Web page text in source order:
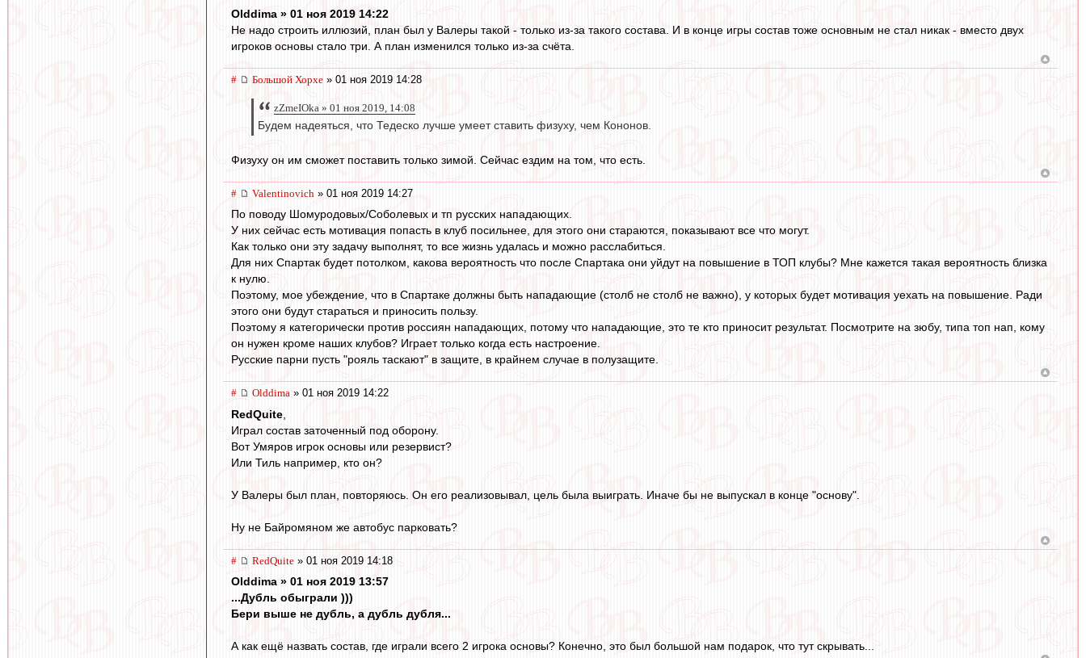
Olddima » 01 ноя 2019 14:22
Не надо строить иллюзий, план был у Валеры такой - только из-за такого состава. И в конце игры состав тоже основным не стал никак - вместо двух
игроков основы стало три. А план изменился только из-за счёта.
# Большой Хорхе » 01 ноя 2019 14:28
zZmeIOka » 01 ноя 2019, 14:08
Будем надеяться, что Тедеско лучше умеет ставить физуху, чем Кононов.
Физуху он им сможет поставить только зимой. Сейчас ездим на том, что есть.
# Valentinovich » 01 ноя 2019 14:27
По поводу Шомуродовых/Соболевых и тп русских нападающих.
У них сейчас есть мотивация попасть в клуб посильнее, для этого они стараются, показывают все что могут.
Как только они эту задачу выполнят, то все жизнь удалась и можно расслабиться.
Для них Спартак будет потолком, какова вероятность что после Спартака они уйдут на повышение в ТОП клубы? Мне кажется такая вероятность близка
к нулю.
Поэтому, мое убеждение, что в Спартаке должны быть нападающие (столб не столб не важно), у которых будет мотивация уехать на повышение. Ради
этого они будут стараться и приносить пользу.
Поэтому я категорически против россиян нападающих, потому что нападающие, это те кто приносит результат. Посмотрите на зюбу, типа топ нап, кому
он нужен кроме наших клубов? Играет только когда есть настроение.
Русские парни пусть "рояль таскают" в защите, в крайнем случае в полузащите.
# Olddima » 01 ноя 2019 14:22
RedQuite
Играл состав заточенный под оборону.
Вот Умяров игрок основы или резервист?
Или Тиль например, кто он?
У Валеры был план, повторяюсь. Он его реализовывал, цель была выиграть. Иначе бы не выпускал в конце "основу".
Ну не Байромяном же автобус парковать?
# RedQuite » 01 ноя 2019 14:18
Olddima » 01 ноя 2019 13:57
...Дубль обыграли )))
Бери выше не дубль, а дубль дубля...
А как ещё назвать состав, где играли всего 2 игрока основы? Конечно, это был большой нам подарок, что тут скрывать...